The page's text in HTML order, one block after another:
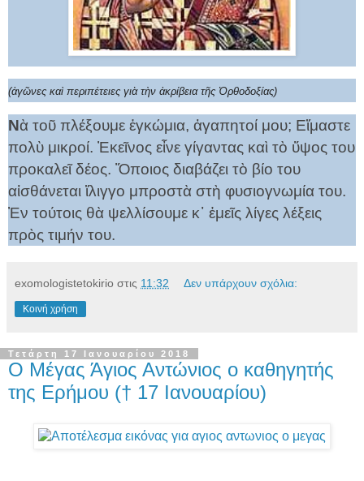
(ἀγῶνες καὶ περιπέτειες γιὰ τὴν ἀκρίβεια τῆς Ὀρθοδοξίας)
Νὰ τοῦ πλέξουμε ἐγκώμια, ἀγαπητοί μου; Εἴμαστε
πολὺ μικροί. Ἐκεῖνος εἶνε γίγαν­τας καὶ τὸ ὕψος του
προκαλεῖ δέος. Ὅποιος διαβάζει τὸ βίο του
αἰσθάνεται ἴλιγγο μπροστὰ στὴ φυσιογνωμία του.
Ἐν τούτοις θὰ ψελ­λίσουμε κ᾿ ἐμεῖς λίγες λέξεις
πρὸς τιμήν του.
exomologistetokirio στις 11:32 Δεν υπάρχουν σχόλια:
Κοινή χρήση
Τετάρτη 17 Ιανουαρίου 2018
Ο Μέγας Άγιος Αντώνιος ο καθηγητής
της Ερήμου († 17 Ιανουαρίου)